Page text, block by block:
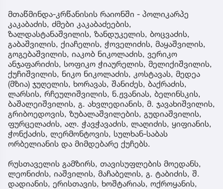
მთაწმინდა-კრწანისის რაიონში - პოლიკარპე
კაკაბაძის, ძმები კაკაბაძეების,
ზალდასტანაშვილის, ზანდუკელის, ბოცვაძის,
გაბაშვილის, ქიაჩელის, ჭოველიძის, მაყაშვილის,
გოგებაშვილის, იაკობ ნიკოლაძის, ვერიკო
ანჯაფარიძის, სოფიკო ჭიაურელის, მელიქიშვილის,
ქუჩიშვილის, ნიკო ნიკოლაძის, კოსტავას, მედეა
(მზია) ჯუღელის, ხორავას, შანიძეს, ბაქრაძის,
ლარსის, რჩეულიშვილის, ნ.ჟვანიას, ბელინსკის,
ბაშალეიშვილის, გ. ახვლედიანის, მ. ჯავახიშვილის,
გრიბოედოვის, ზუბალაშვილების, გუდიაშვილის,
ფურცელაძის, ალ. ჭავჭავაძის, ლაღიძის, ყიფიანის,
ჭონქაძის, ლერმონტოვის, სულხან-საბას
ორბელიანის და მიმდებარე ქუჩებს.
რუსთაველის გამზირს, თავისუფლების მოედანს,
ლეონიძის, იაშვილის, მაჩაბელის, გ. ტაბიძის, შ.
დადიანის, ერისთავის, ხოშტარიას, ოქროყანის,